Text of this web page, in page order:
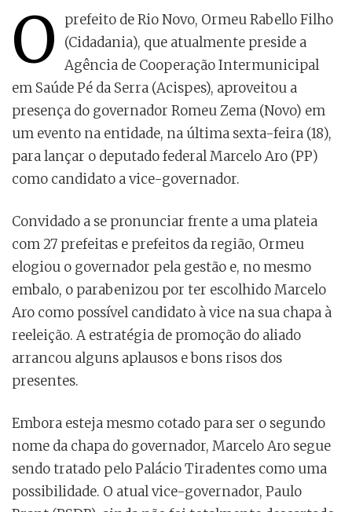
O
prefeito de Rio Novo, Ormeu Rabello Filho
(Cidadania), que atualmente preside a
Agência de Cooperação Intermunicipal
em Saúde Pé da Serra (Acispes), aproveitou a
presença do governador Romeu Zema (Novo) em
um evento na entidade, na última sexta-feira (18),
para lançar o deputado federal Marcelo Aro (PP)
como candidato a vice-governador.
Convidado a se pronunciar frente a uma plateia
com 27 prefeitas e prefeitos da região, Ormeu
elogiou o governador pela gestão e, no mesmo
embalo, o parabenizou por ter escolhido Marcelo
Aro como possível candidato à vice na sua chapa à
reeleição. A estratégia de promoção do aliado
arrancou alguns aplausos e bons risos dos
presentes.
Embora esteja mesmo cotado para ser o segundo
nome da chapa do governador, Marcelo Aro segue
sendo tratado pelo Palácio Tiradentes como uma
possibilidade. O atual vice-governador, Paulo